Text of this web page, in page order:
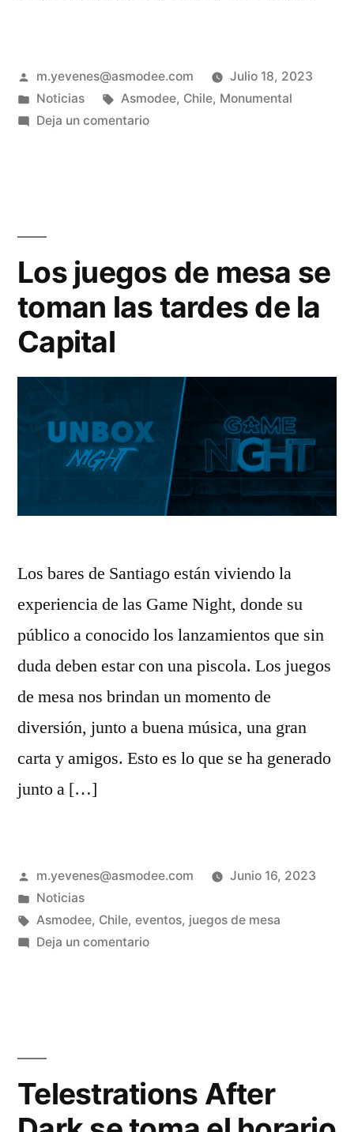
m.yevenes@asmodee.com
Julio 18, 2023
Noticias
Asmodee, Chile, Monumental
Deja un comentario
Los juegos de mesa se
toman las tardes de la
Capital
Los bares de Santiago están viviendo la
experiencia de las Game Night, donde su
público a conocido los lanzamientos que sin
duda deben estar con una piscola. Los juegos
de mesa nos brindan un momento de
diversión, junto a buena música, una gran
carta y amigos. Esto es lo que se ha generado
junto a […]
m.yevenes@asmodee.com
Junio 16, 2023
Noticias
Asmodee, Chile, eventos, juegos de mesa
Deja un comentario
Telestrations After